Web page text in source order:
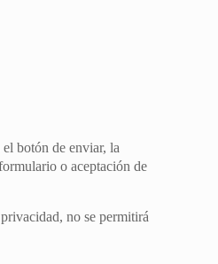
botón de enviar, la
o aceptación de
no se permitirá